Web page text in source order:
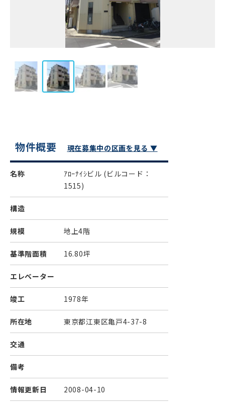
物件概要 現在募集中の区画を見る ▼
名称 ｱﾛｰﾅｲｼビル (ビルコード：
1515)
構造
規模 地上4階
基準階面積 16.80坪
エレベーター
竣工 1978年
所在地 東京都江東区亀戸4-37-8
交通
備考
情報更新日 2008-04-10